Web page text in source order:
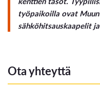
työpaikoilla ovat
sähköhitsauskaapelit
Ota yhteyttä